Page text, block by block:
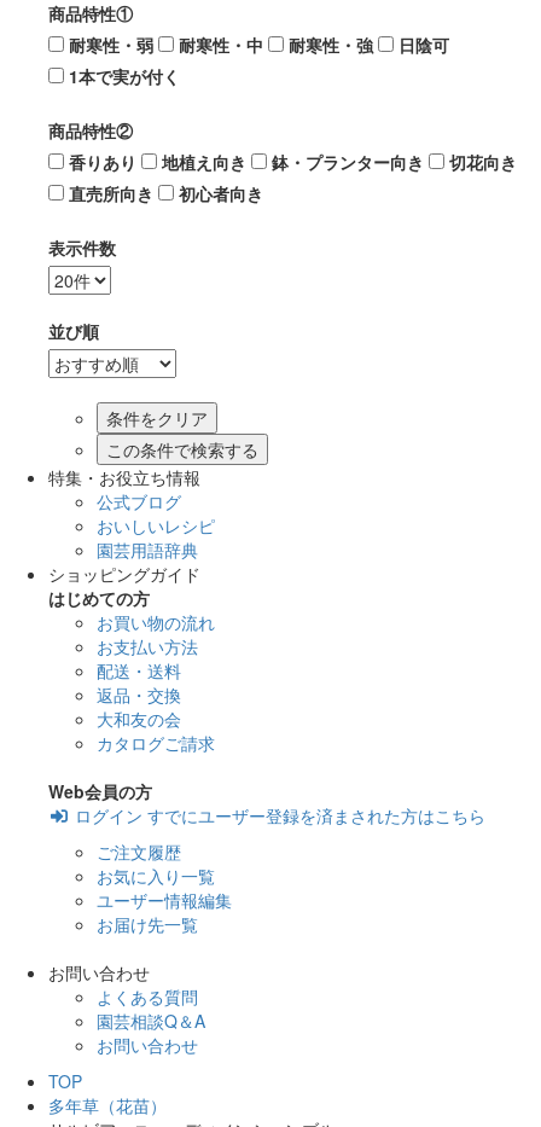
商品特性①
耐寒性・弱
耐寒性・中 耐寒性・強
日陰可
1本で実が付く
商品特性②
香りあり
地植え向き 鉢・プランター向き
切花向き
直売所向き
初心者向き
表示件数
並び順
この条件で検索する
特集・お役立ち情報
公式ブログ
おいしいレシピ
園芸用語辞典
ショッピングガイド
はじめての方
お買い物の流れ
お支払い方法
配送・送料
返品・交換
大和友の会
カタログご請求
Web会員の方
ログイン すでにユーザー登録を済まされた方はこちら
ご注文履歴
お気に入り一覧
ユーザー情報編集
お届け先一覧
お問い合わせ
よくある質問
園芸相談Q＆A
お問い合わせ
TOP
多年草（花苗）